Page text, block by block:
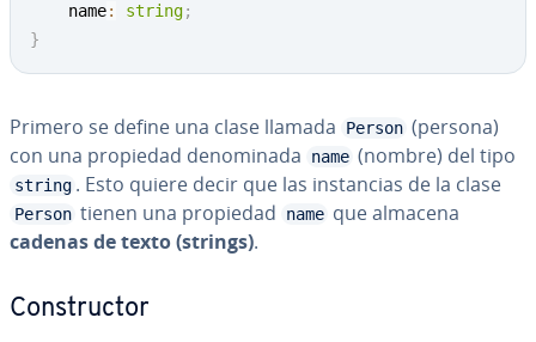
    name
: string;
}
Primero se define una clase llamada Person (persona)
con una propiedad de­no­mi­na­da
name (nombre) del tipo
string . Esto quiere decir que las in­s­ta­n­cias de la clase
Person tienen una propiedad name que almacena
cadenas de texto (strings).
Co­n­s­tru­c­tor